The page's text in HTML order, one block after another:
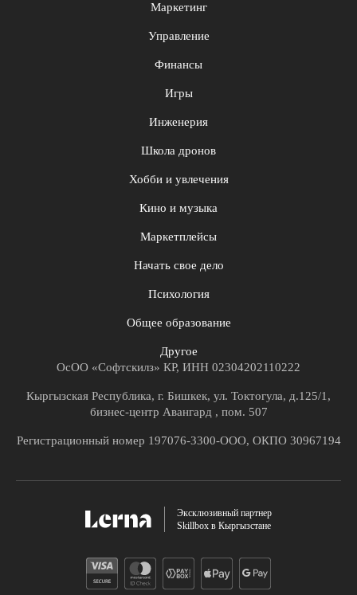
Маркетинг
Управление
Финансы
Игры
Инженерия
Школа дронов
Хобби и увлечения
Кино и музыка
Маркетплейсы
Начать свое дело
Психология
Общее образование
Другое
ОсОО «Софтскилз» КР, ИНН 02304202110222
Кыргызская Республика, г. Бишкек, ул. Токтогула, д.125/1,
бизнес-центр Авангард , пом. 507
Регистрационный номер 197076-3300-ООО, ОКПО 30967194
Эксклюзивный партнер
Skillbox в Кыргызстане